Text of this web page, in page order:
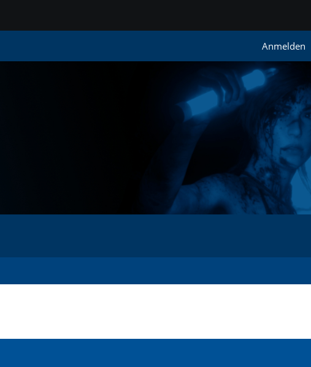
Anmelden